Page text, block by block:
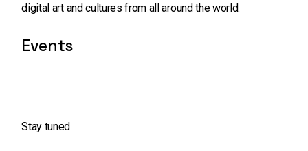
digital art and cultures from all around the world.
Events
Stay tuned